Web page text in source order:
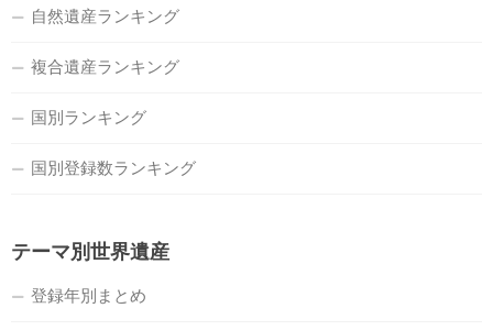
自然遺産ランキング
複合遺産ランキング
国別ランキング
国別登録数ランキング
テーマ別世界遺産
登録年別まとめ